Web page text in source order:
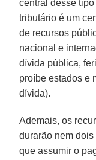
central desse
tributário é um
de recursos
nacional e
dívida pública,
proíbe estados e
dívida).
Ademais, os
durarão nem
que assumir o